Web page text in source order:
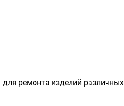
ремонта изделий различных